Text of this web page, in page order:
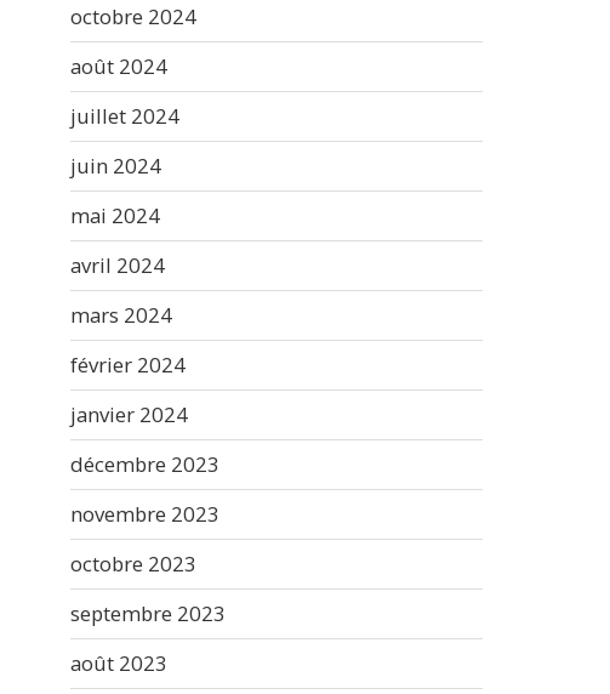
octobre 2024
août 2024
juillet 2024
juin 2024
mai 2024
avril 2024
mars 2024
février 2024
janvier 2024
décembre 2023
novembre 2023
octobre 2023
septembre 2023
août 2023